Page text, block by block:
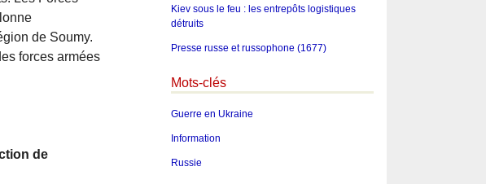
de Soumy.
forces armées
de
Kiev sous le feu : les entrepôts logistiques
détruits
Presse russe et russophone (1677)
Mots-clés
Guerre en Ukraine
Information
Russie